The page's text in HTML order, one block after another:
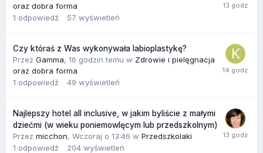
oraz dobra forma
1 odpowiedź 57 wyświetleń
Czy któraś z Was wykonywała labioplastykę?
Przez Gamma, 16 godzin temu w Zdrowie i pielęgnacja
oraz dobra forma
1 odpowiedź 49 wyświetleń
Najlepszy hotel all inclusive, w jakim byliście z małymi
dziećmi (w wieku poniemowlęcym lub przedszkolnym)
Przez micchon, Wczoraj o 13:46 w Przedszkolaki
1 odpowiedź 204 wyświetleń